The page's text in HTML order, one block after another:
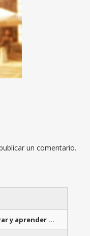
un comentario.
y aprender …